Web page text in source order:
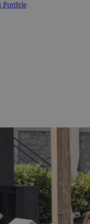
Portfele